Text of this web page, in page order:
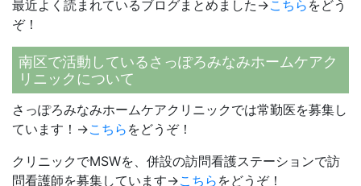
最近よく読まれているブログまとめました→こちら をどう
ぞ！
南区で活動しているさっぽろみなみホームケアク
リニックについて
さっぽろみなみホームケアクリニックでは常勤医を募集し
ています！→こちら をどうぞ！
クリニックでMSWを、併設の訪問看護ステーションで訪
問看護師を募集しています→こちら をどうぞ！